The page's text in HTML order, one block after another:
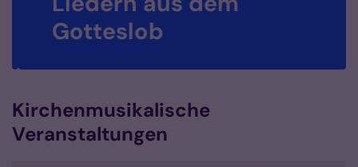
Gotteslob
Kirchenmusikalische
Veranstaltungen